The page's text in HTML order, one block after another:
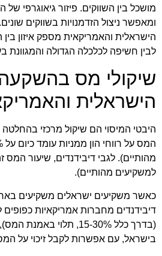
מושכל בין השווקים. פיזור גיאוגרפי של
ומאפשר ניצול הזדמנויות בשווקים
הישראלית והאמריקאית מספק איזון
לבין חשיפה לכלכלה הגדולה והמגוונת
שיקולי מס
הישראלית
היבטי המיסוי הם שיקול מרכזי
למשקיעים מהותיים).
כאשר משקיעים ישראלים משקיעים
דיבידנדים מחברות אמריקאיות
(בדרך כלל 15-30%, תלוי
בישראל, עם אפשרות לקבל זיכוי על